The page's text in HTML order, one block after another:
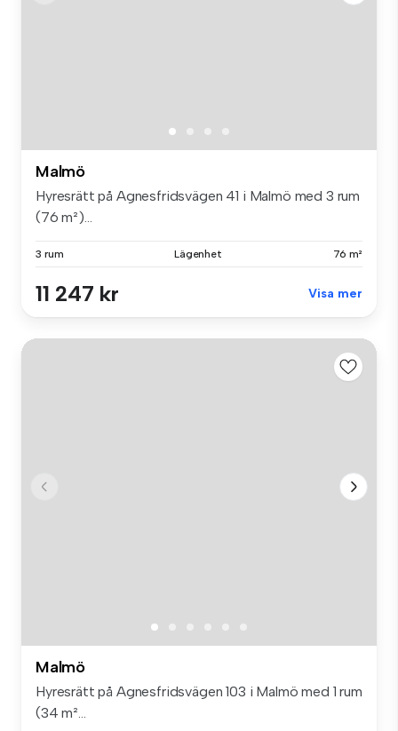
Malmö
Hyresrätt på Agnesfridsvägen 41 i Malmö med 3 rum
(76 m²)...
3 rum Lägenhet 76 m²
11 247 kr Visa mer
Malmö
Hyresrätt på Agnesfridsvägen 103 i Malmö med 1 rum
(34 m²...